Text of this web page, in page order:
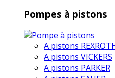
Pompes à pistons
A pistons
A pistons VICKERS
A pistons PARKER